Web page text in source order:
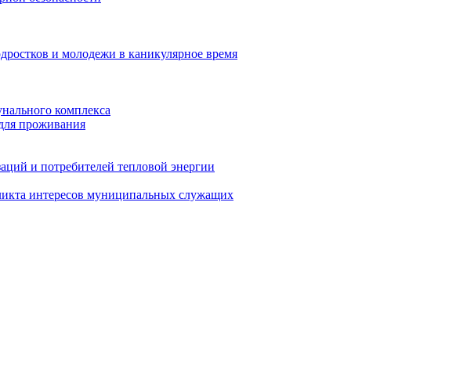
и молодежи в каникулярное время
комплекса
проживания
и потребителей тепловой энергии
интересов муниципальных служащих